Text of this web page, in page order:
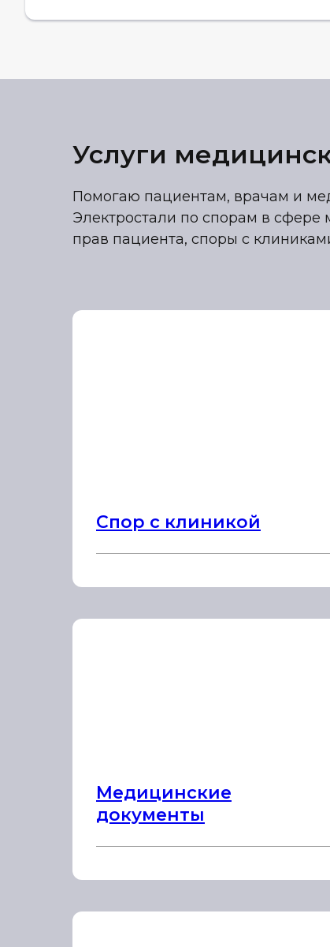
Услуги
Помогаю пациентам, врачам и
Электростали по спорам в
прав пациента, споры с
Спор с клиникой
Медицинские
документы